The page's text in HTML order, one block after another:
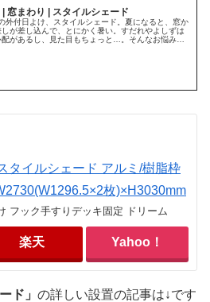
| 窓まわり | スタイルシェード
外付日よけ、スタイルシェード。夏になると、窓か
しが差し込んで、とにかく暑い。すだれやよしずは
配があるし、見た目もちょっと…。そんなお悩み
タイルシェード アルミ/樹脂枠
枚)×H3030mm
フック手すりデッキ固定 ドリーム
楽天 Yahoo！
ド」 の詳しい設置の記事は↓です